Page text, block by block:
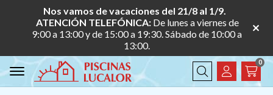
Nos vamos de vacaciones del 21/8 al 1/9.
ATENCIÓN TELEFÓNICA: De lunes a viernes de
9:00 a 13:00 y de 15:00 a 19:30. Sábado de 10:00 a
13:00.
Buscar
0